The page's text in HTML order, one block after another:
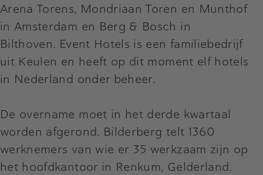
Arena Torens, Mondriaan Toren en Munthof
in Amsterdam en Berg & Bosch in
Bilthoven. Event Hotels is een familiebedrijf
uit Keulen en heeft op dit moment elf hotels
in Nederland onder beheer.
De overname moet in het derde kwartaal
worden afgerond. Bilderberg telt 1360
werknemers van wie er 35 werkzaam zijn op
het hoofdkantoor in Renkum, Gelderland.